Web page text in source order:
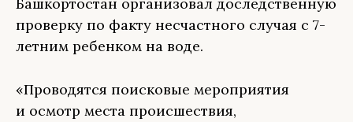
проверку по факту несчастного случая с 7-
летним ребенком на воде.
«Проводятся поисковые мероприятия
и осмотр места происшествия,